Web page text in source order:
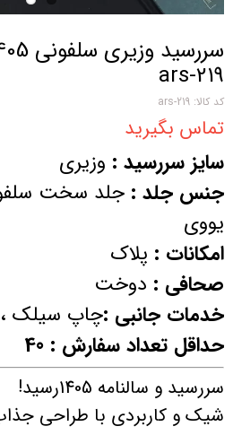
ars-219
کد کالا: ars-219
تماس بگیرید
سایز سررسید : وزیری
جنس جلد : جلد سخت
یووی
امکانات : پلاک
صحافی : دوخت
خدمات جانبی :چاپ سیلک
حداقل تعداد سفارش : 40
سررسید و سالنامه 1405رسید!
شیک و کاربردی با طراحی‌